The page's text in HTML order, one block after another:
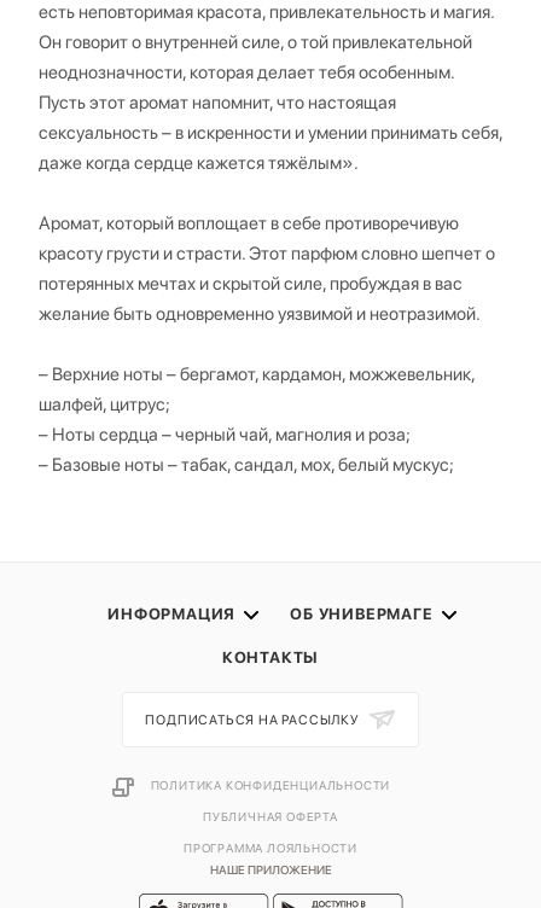
есть неповторимая красота, привлекательность и магия.
Он говорит о внутренней силе, о той привлекательной
неоднозначности, которая делает тебя особенным.
Пусть этот аромат напомнит, что настоящая
сексуальность – в искренности и умении принимать себя,
даже когда сердце кажется тяжёлым».
Аромат, который воплощает в себе противоречивую
красоту грусти и страсти. Этот парфюм словно шепчет о
потерянных мечтах и скрытой силе, пробуждая в вас
желание быть одновременно уязвимой и неотразимой.
– Верхние ноты – бергамот, кардамон, можжевельник,
шалфей, цитрус;
– Ноты сердца – черный чай, магнолия и роза;
– Базовые ноты – табак, сандал, мох, белый мускус;
ИНФОРМАЦИЯ ОБ УНИВЕРМАГЕ
КОНТАКТЫ
НАШЕ ПРИЛОЖЕНИЕ
ПОДПИСАТЬСЯ НА РАССЫЛКУ
ПОЛИТИКА КОНФИДЕНЦИАЛЬНОСТИ
ПУБЛИЧНАЯ ОФЕРТА
ПРОГРАММА ЛОЯЛЬНОСТИ